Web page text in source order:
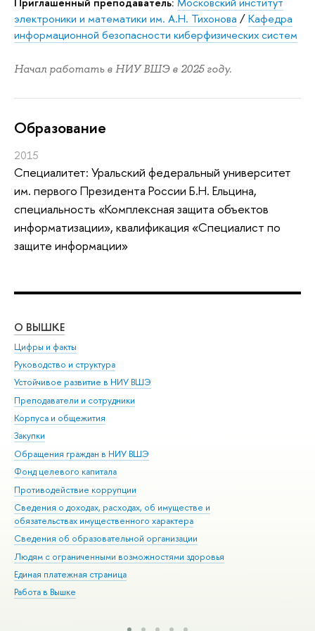
электроники и математики им. А.Н. Тихонова /Кафедра
информационной безопасности киберфизических систем
Начал работать в НИУ ВШЭ в 2025 году.
Oбразование
2015
Специалитет: Уральский федеральный университет
им. первого Президента России Б.Н. Ельцина,
специальность «Комплексная защита объектов
информатизации», квалификация «Специалист по
защите информации»
О ВЫШКЕ
Цифры и факты
Руководство и структура
Устойчивое развитие в НИУ ВШЭ
Преподаватели и сотрудники
Корпуса и общежития
Закупки
Обращения граждан в НИУ ВШЭ
Фонд целевого капитала
Противодействие коррупции
Сведения о доходах, расходах, об имуществе и
обязательствах имущественного характера
Сведения об образовательной организации
Людям с ограниченными возможностями здоровья
Единая платежная страница
Работа в Вышке